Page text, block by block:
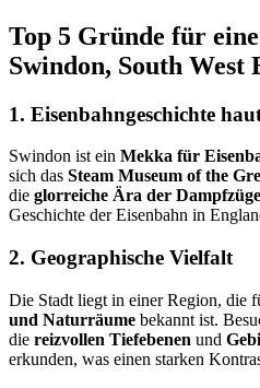
Top 5 Gründe für
Swindon, South West
1. Eisenbahngeschichte
Swindon ist ein Mekka für
sich das Steam Museum of the
die glorreiche Ära der Dampfzüge
Geschichte der Eisenbahn in
2. Geographische Vielfalt
Die Stadt liegt in einer Region, die
und Naturräume bekannt ist.
die reizvollen Tiefebenen und
erkunden, was einen starken